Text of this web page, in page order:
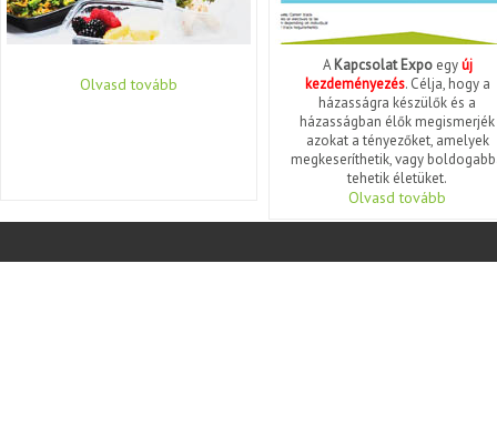
Olvasd tovább
AKapcsolat Expoegyúj
kezdeményezés. Célja, hogy a
házasságra készülők és a
házasságban élők megismerjék
azokat a tényezőket, amelyek
megkeseríthetik, vagy
tehetik életüket.
Olvasd tovább